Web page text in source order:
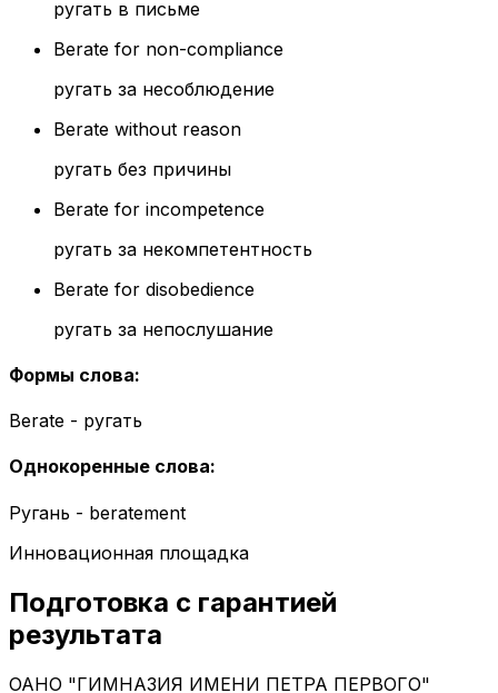
ругать в письме
Berate for non-compliance
ругать за несоблюдение
Berate without reason
ругать без причины
Berate for incompetence
ругать за некомпетентность
Berate for disobedience
ругать за непослушание
Формы слова:
Berate - ругать
Однокоренные слова:
Ругань - beratement
Инновационная площадка
Подготовка с гарантией
результата
ОАНО "ГИМНАЗИЯ ИМЕНИ ПЕТРА ПЕРВОГО"